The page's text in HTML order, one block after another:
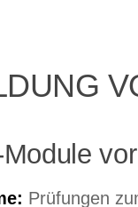
Prüfungen